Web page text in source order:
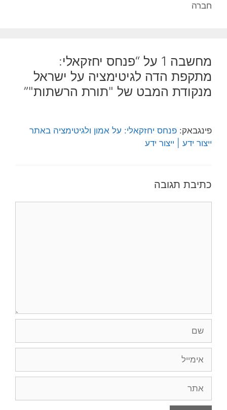
חברה
מחשבה 1 על “פנחס יחזקאלי:
מתקפת הדה לגיטימציה על ישראל
מנקודת המבט של "תורת הרשתות"”
פינגבאק: פנחס יחזקאלי: על אמון ולגיטימציה באתר
ייצור ידע | ייצור ידע
כתיבת תגובה